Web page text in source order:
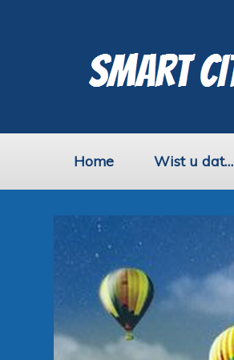
Home Wist u dat…